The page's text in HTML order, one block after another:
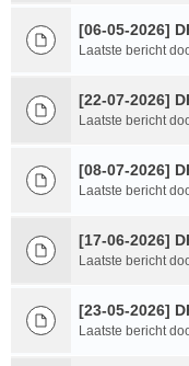
[06-05-2026]
Laatste bericht
[22-07-2026]
Laatste bericht
[08-07-2026]
Laatste bericht
[17-06-2026]
Laatste bericht
[23-05-2026]
Laatste bericht